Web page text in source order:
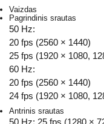
Vaizdas
Pagrindinis srautas
50 Hz:
20 fps (2560 × 1440)
25 fps (1920 × 1080,
60 Hz:
20 fps (2560 × 1440)
24 fps (1920 × 1080,
Antrinis srautas
50 Hz: 25 fps (1280 ×